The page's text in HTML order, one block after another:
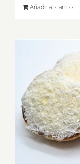
Añadir al carrito